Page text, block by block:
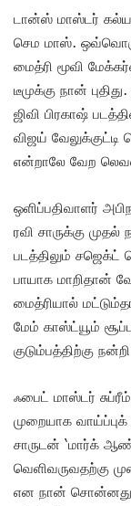
டான்ஸ் மாஸ்டர்
செம மாஸ். ஒவ்வொரு
மைத்ரி மூவி
டீமுக்கு நான்
ஜிவி பிரகாஷ்
விஜய் வேலுக்குட்டி
என்றாலே வேற
ஒளிப்பதிவாளர்
ரவி சாருக்கு
படத்திலும் சஜெக்ட்
பாயாக மாறிதான்
மைத்ரியால்
மேம் காஸ்ட்யூம்
குடும்பத்திற்கு
ஃபைட் மாஸ்டர்
முறையாக
சாருடன் ‘மார்க்
வெளிவருவதற்கு
என நான்